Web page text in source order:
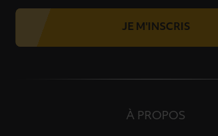
JE M'INSCRIS
À PROPOS